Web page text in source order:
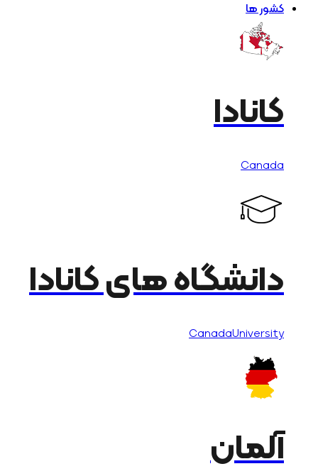
کشور ها
کانادا
Canada
دانشگاه های کانادا
CanadaUniversity
آلمان